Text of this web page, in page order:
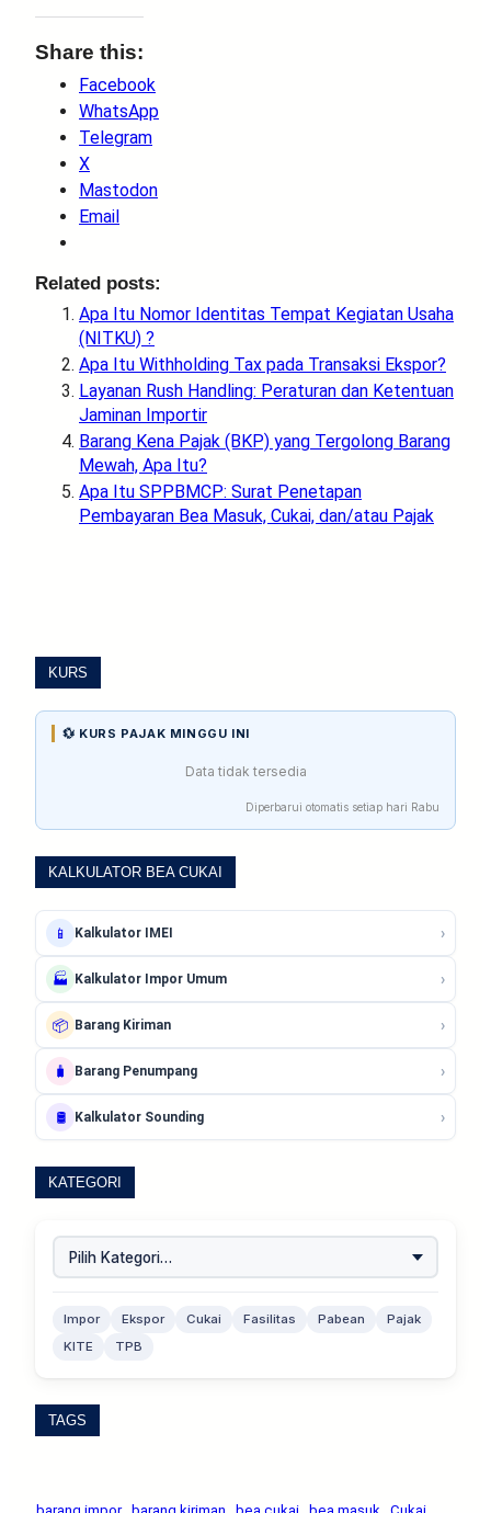
Share this:
Facebook
WhatsApp
Telegram
X
Mastodon
Email
Related posts:
Apa Itu Nomor Identitas Tempat Kegiatan Usaha
(NITKU) ?
Apa Itu Withholding Tax pada Transaksi Ekspor?
Layanan Rush Handling: Peraturan dan Ketentuan
Jaminan Importir
Barang Kena Pajak (BKP) yang Tergolong Barang
Mewah, Apa Itu?
Apa Itu SPPBMCP: Surat Penetapan
Pembayaran Bea Masuk, Cukai, dan/atau Pajak
KURS
💱 KURS PAJAK MINGGU INI
Data tidak tersedia
Diperbarui otomatis setiap hari Rabu
KALKULATOR BEA CUKAI
📱 Kalkulator IMEI ›
🏭 Kalkulator Impor Umum ›
📦 Barang Kiriman ›
🧳 Barang Penumpang ›
🛢️ Kalkulator Sounding ›
KATEGORI
Impor Ekspor Cukai Fasilitas Pabean
Pajak
KITE
TPB
TAGS